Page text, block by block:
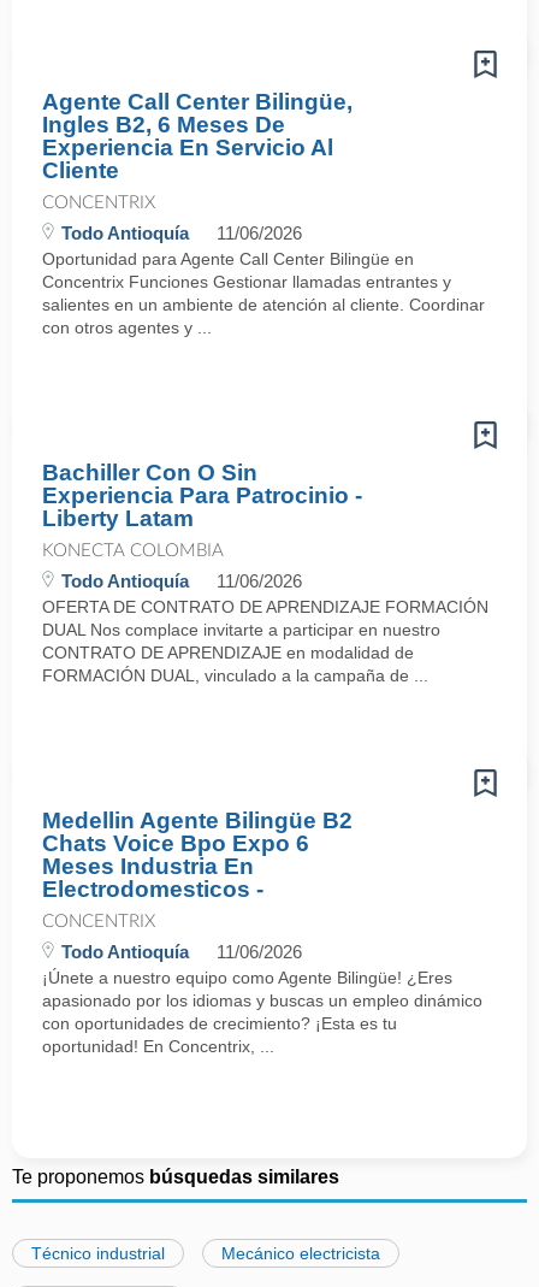
Agente Call Center Bilingüe,
Ingles B2, 6 Meses De
Experiencia En Servicio Al
Cliente
CONCENTRIX
Todo Antioquía 11/06/2026
Oportunidad para Agente Call Center Bilingüe en
Concentrix Funciones Gestionar llamadas entrantes y
salientes en un ambiente de atención al cliente. Coordinar
con otros agentes y ...
Bachiller Con O Sin
Experiencia Para Patrocinio -
Liberty Latam
KONECTA COLOMBIA
Todo Antioquía 11/06/2026
OFERTA DE CONTRATO DE APRENDIZAJE FORMACIÓN
DUAL Nos complace invitarte a participar en nuestro
CONTRATO DE APRENDIZAJE en modalidad de
FORMACIÓN DUAL, vinculado a la campaña de ...
Medellin Agente Bilingüe B2
Chats Voice Bpo Expo 6
Meses Industria En
Electrodomesticos -
CONCENTRIX
Todo Antioquía 11/06/2026
¡Únete a nuestro equipo como Agente Bilingüe! ¿Eres
apasionado por los idiomas y buscas un empleo dinámico
con oportunidades de crecimiento? ¡Esta es tu
oportunidad! En Concentrix, ...
Te proponemos búsquedas similares
Técnico industrial Mecánico electricista